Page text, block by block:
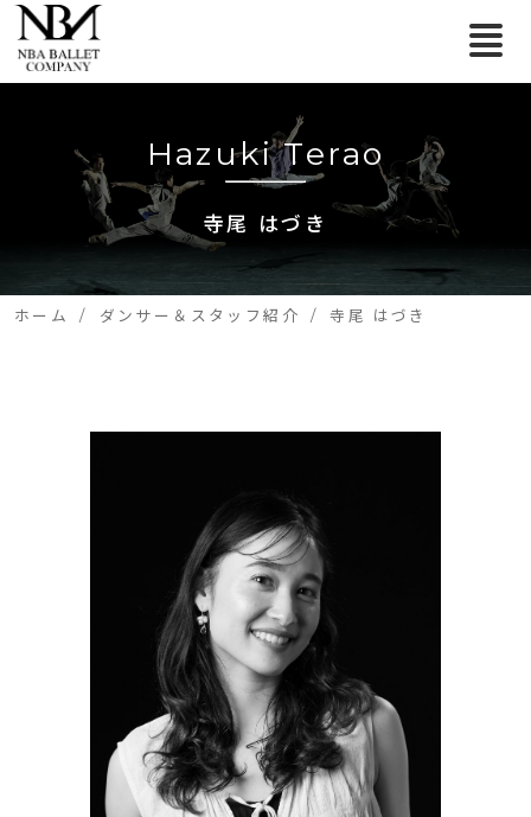
Hazuki Terao
寺尾 はづき
ホーム ダンサー＆スタッフ紹介 寺尾 はづき